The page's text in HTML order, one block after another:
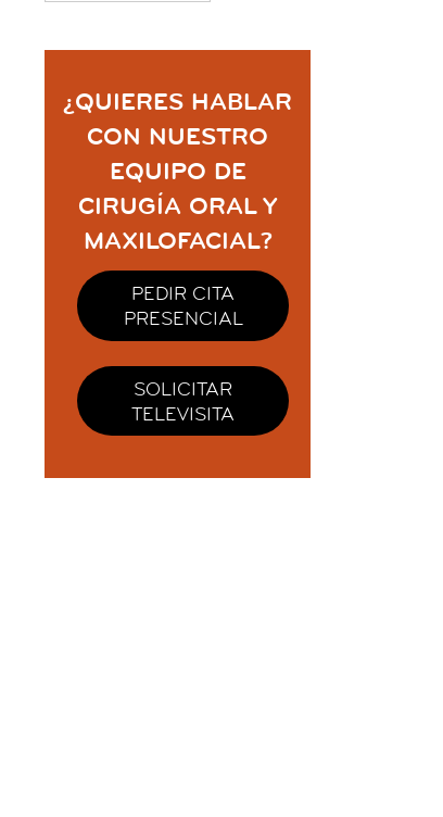
¿QUIERES HABLAR
CON NUESTRO
EQUIPO DE
CIRUGÍA ORAL Y
MAXILOFACIAL?
PEDIR CITA
PRESENCIAL
SOLICITAR
TELEVISITA